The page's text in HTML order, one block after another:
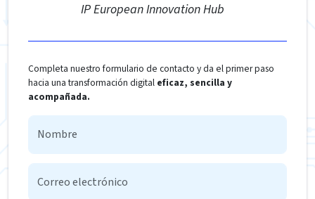
IP European Innovation Hub
Completa nuestro formulario de contacto y da el primer paso
hacia una transformación digital eficaz, sencilla y
acompañada.